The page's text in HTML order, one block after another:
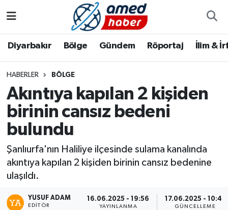
Diyarbakır Bölge Gündem Röportaj İlim &
HABERLER BÖLGE
Akıntıya kapılan 2 kişiden
birinin cansız bedeni
bulundu
Şanlıurfa'nın Haliliye ilçesinde sulama kanalında
akıntıya kapılan 2 kişiden birinin cansız bedenine
ulaşıldı.
YUSUF ADAM
EDITÖR
16.06.2025 - 19:56
YAYINLANMA
17.06.2025 - 10:41
GÜNCELLEME
Bölge
Röportaj
Foto Galeri
Aile
Asayiş
Bilim & Teknoloji
Dünya
Eğitim
Diyarbakır Hava Durumu
Diyarbakır Namaz Vakitleri
Diyarbakır Trafik Yoğunluk Haritası
Tüm Manşetler
Son Dakika Haberleri